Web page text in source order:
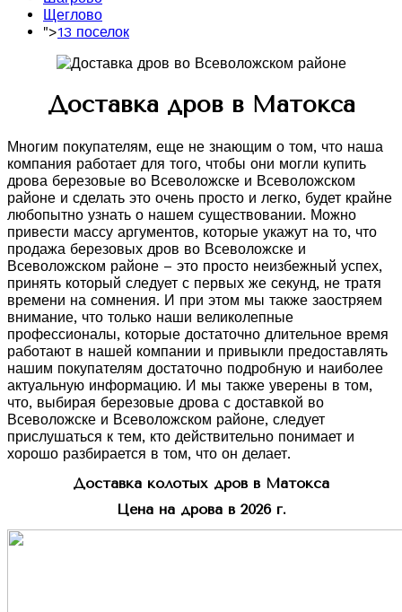
Щеглово
">13 поселок
Доставка дров в Матокса
Многим покупателям, еще не знающим о том, что наша
компания работает для того, чтобы они могли купить
дрова березовые во Всеволожске и Всеволожском
районе и сделать это очень просто и легко, будет крайне
любопытно узнать о нашем существовании. Можно
привести массу аргументов, которые укажут на то, что
продажа березовых дров во Всеволожске и
Всеволожском районе – это просто неизбежный успех,
принять который следует с первых же секунд, не тратя
времени на сомнения. И при этом мы также заостряем
внимание, что только наши великолепные
профессионалы, которые достаточно длительное время
работают в нашей компании и привыкли предоставлять
нашим покупателям достаточно подробную и наиболее
актуальную информацию. И мы также уверены в том,
что, выбирая березовые дрова с доставкой во
Всеволожске и Всеволожском районе, следует
прислушаться к тем, кто действительно понимает и
хорошо разбирается в том, что он делает.
Доставка колотых дров в Матокса
Цена на дрова в 2026 г.